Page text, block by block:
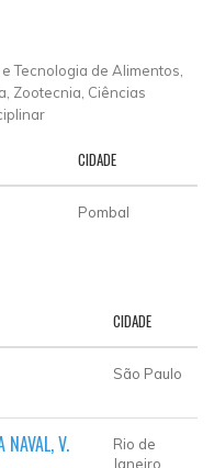
Tecnologia de Alimentos,
Zootecnia, Ciências
CIDADE
Pombal
CIDADE
São Paulo
NAVAL, V.
Rio de
Janeiro